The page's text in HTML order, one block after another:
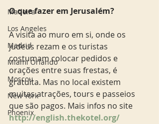
Madeira
Los Angeles
Madrid
Miami Orlando
Moscou
New York
Phoenix
O que fazer em Jerusalém?
A visita ao muro em si, onde os
judeus rezam e os turistas
costumam colocar pedidos e
orações entre suas frestas, é
gratuita. Mas no local existem
muitas atrações, tours e passeios
que são pagos. Mais infos no site
http://english.thekotel.org/